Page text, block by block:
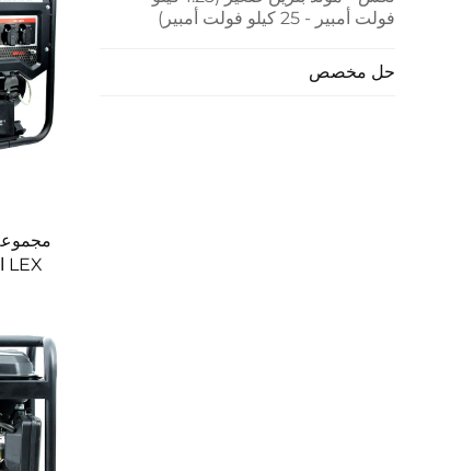
فولت أمبير - 25 كيلو فولت أمبير)
حل مخصص